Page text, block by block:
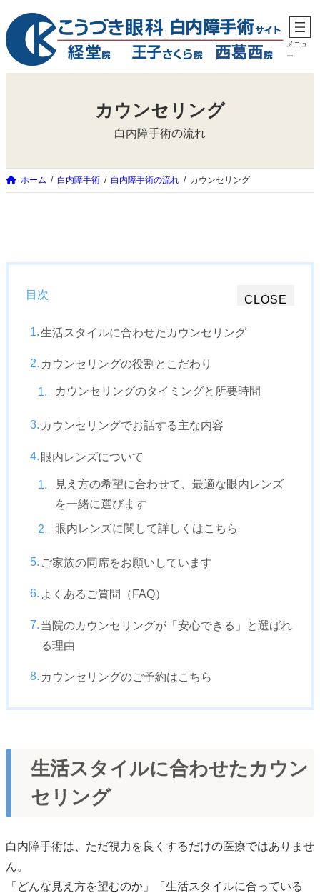
容
を
ス
メニュ
ー
カウンセリング
白内障手術の流れ
ホーム 白内障手術 白内障手術の流れ カウンセリング
CLOSE
目次
生活スタイルに合わせたカウンセリング
カウンセリングの役割とこだわり
カウンセリングのタイミングと所要時間
カウンセリングでお話する主な内容
眼内レンズについて
見え方の希望に合わせて、最適な眼内レンズ
を一緒に選びます
眼内レンズに関して詳しくはこちら
ご家族の同席をお願いしています
よくあるご質問（FAQ）
当院のカウンセリングが「安心できる」と選ばれ
る理由
カウンセリングのご予約はこちら
生活スタイルに合わせたカウン
セリング
白内障手術は、ただ視力を良くするだけの医療ではありませ
ん。
「どんな見え方を望むのか」「生活スタイルに合っている